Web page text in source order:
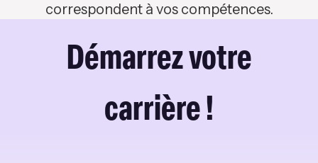
correspondent à vos compétences.
Démarrez votre
carrière !